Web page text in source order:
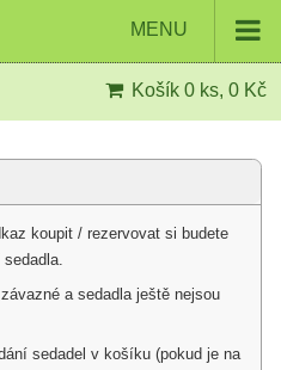
MENU
Košík 0 ks, 0 Kč
koupit / rezervovat si budete
a sedadla ještě nejsou
sedadel v košíku (pokud je na